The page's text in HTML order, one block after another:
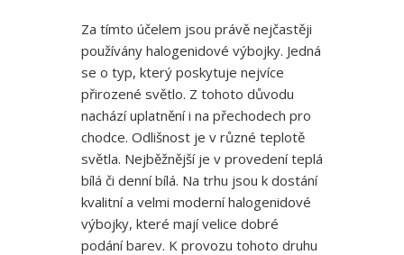
Za tímto účelem jsou právě nejčastěji
používány halogenidové výbojky. Jedná
se o typ, který poskytuje nejvíce
přirozené světlo. Z tohoto důvodu
nachází uplatnění i na přechodech pro
chodce. Odlišnost je v různé teplotě
světla. Nejběžnější je v provedení teplá
bílá či denní bílá. Na trhu jsou k dostání
kvalitní a velmi moderníhalogenidové
výbojky, které mají velice dobré
podání barev. K provozu tohoto druhu